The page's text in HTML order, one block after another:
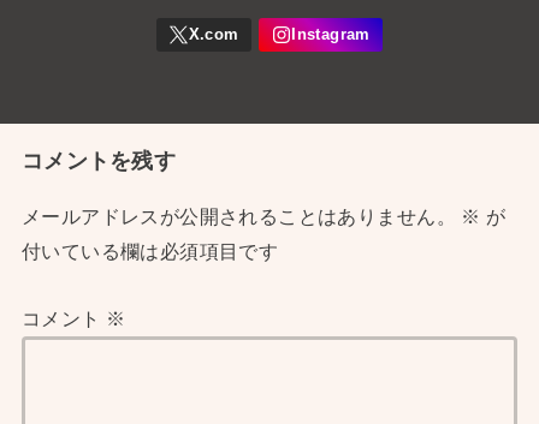
コメントを残す
メールアドレスが公開されることはありません。 ※ が
付いている欄は必須項目です
コメント ※